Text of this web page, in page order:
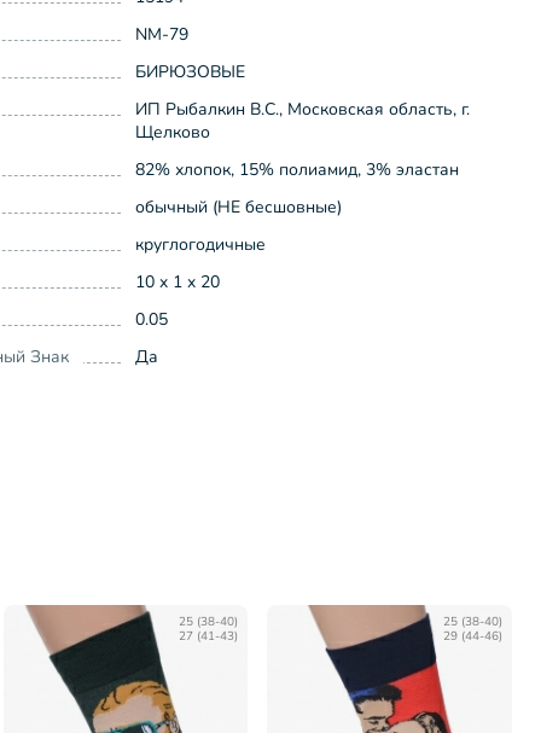
NM-79
БИРЮЗОВЫЕ
ИП Рыбалкин В.С., Московская область, г.
Щелково
82% хлопок, 15% полиамид, 3% эластан
обычный (НЕ бесшовные)
круглогодичные
10 x 1 x 20
0.05
Знак
Да
25 (38-40)
27 (41-43)
25 (38-40)
29 (44-46)